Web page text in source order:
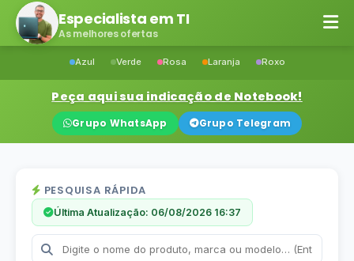
Especialista em TI
As melhores ofertas
Azul Verde Rosa Laranja Roxo
Peça aqui sua indicação de Notebook!
Grupo WhatsApp Grupo Telegram
PESQUISA RÁPIDA
Última Atualização: 06/08/2026 16:37